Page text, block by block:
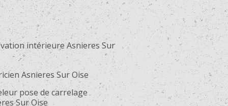
intérieure Asnieres Sur
Asnieres Sur Oise
pose de carrelage
Sur Oise